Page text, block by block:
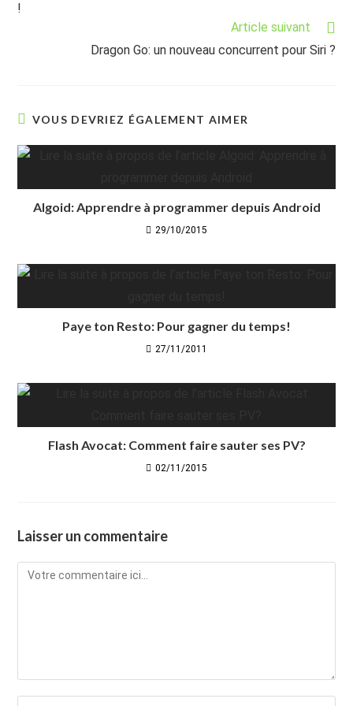
!
Article suivant
Dragon Go: un nouveau concurrent pour Siri ?
VOUS DEVRIEZ ÉGALEMENT AIMER
Algoid: Apprendre à programmer depuis Android
29/10/2015
Paye ton Resto: Pour gagner du temps!
27/11/2011
Flash Avocat: Comment faire sauter ses PV?
02/11/2015
Laisser un commentaire
Comment